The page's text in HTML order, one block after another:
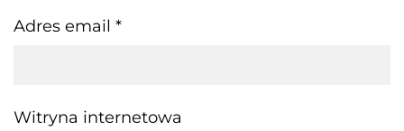
Adres email *
Witryna internetowa